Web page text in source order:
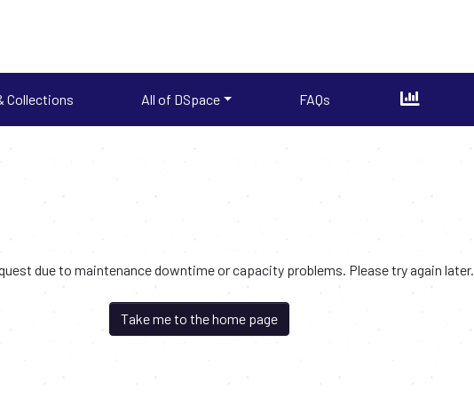
Collections All of DSpace FAQs
due to maintenance downtime or capacity problems. Please try again later.
Take me to the home page